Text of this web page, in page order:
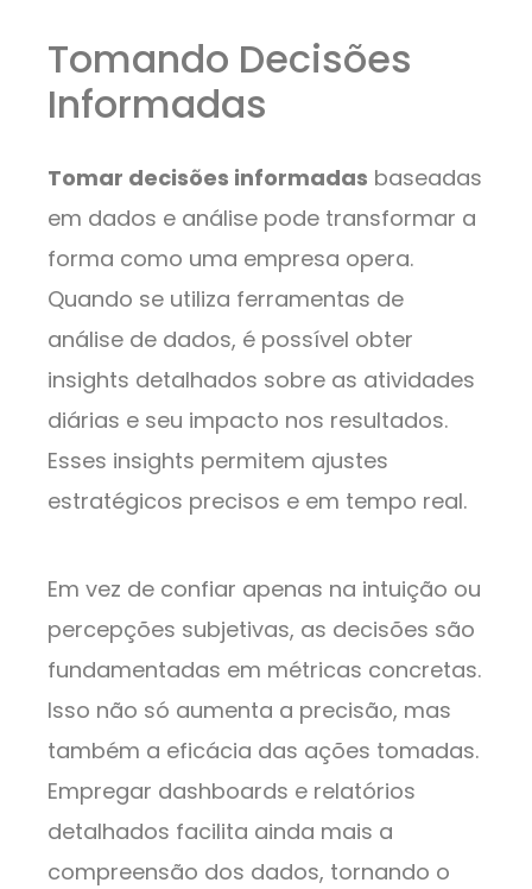
Tomando Decisões
Informadas
Tomar decisões informadas baseadas
em dados e análise pode transformar a
forma como uma empresa opera.
Quando se utiliza ferramentas de
análise de dados, é possível obter
insights detalhados sobre as atividades
diárias e seu impacto nos resultados.
Esses insights permitem ajustes
estratégicos precisos e em tempo real.
Em vez de confiar apenas na intuição ou
percepções subjetivas, as decisões são
fundamentadas em métricas concretas.
Isso não só aumenta a precisão, mas
também a eficácia das ações tomadas.
Empregar dashboards e relatórios
detalhados facilita ainda mais a
compreensão dos dados, tornando o